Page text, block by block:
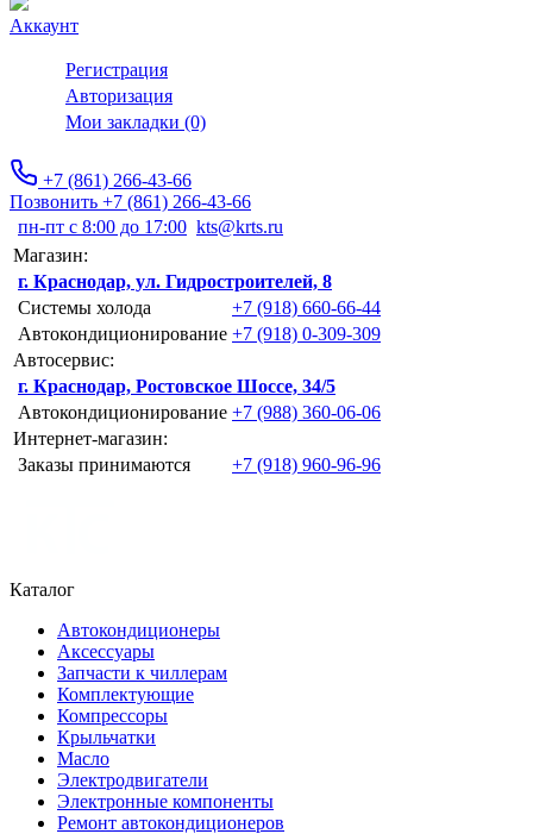
Аккаунт
Регистрация
Авторизация
Мои закладки (0)
+7 (861) 266-43-66
Позвонить +7 (861) 266-43-66
пн-пт с 8:00 до 17:00 kts@krts.ru
Магазин:
г. Краснодар, ул. Гидростроителей, 8
Системы холода
+7 (918) 660-66-44
Автокондиционирование +7 (918) 0-309-309
Автосервис:
г. Краснодар, Ростовское Шоссе, 34/5
Автокондиционирование +7 (988) 360-06-06
Интернет-магазин:
Заказы принимаются
+7 (918) 960-96-96
Каталог
Автокондиционеры
Аксессуары
Запчасти к чиллерам
Комплектующие
Компрессоры
Крыльчатки
Масло
Электродвигатели
Электронные компоненты
Ремонт автокондиционеров